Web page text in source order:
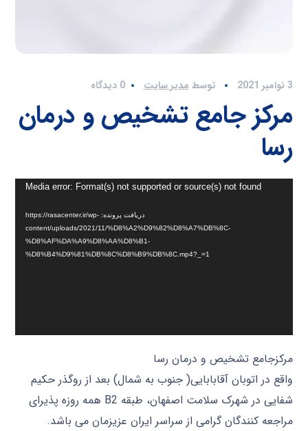
3 نوامبر 2021 توسطمدیر سایت 0 دیدگاه
مرکز جامع تشخیص و درمان
رسا
نمایشگرMedia error: Format(s) not supported or source(s) not found
دریافت پرونده: https://rasacenter.ir/wp-
content/uploads/2021/11/%D8%A2%D9%82%D8%A7%DB%8C-
%D8%AF%DA%A9%D8%AA%D8%B1-
%D8%B4%D9%81%DB%8C%D8%B9%DB%8C.mp4?_=1
مرکزجامع تشخیص و درمان رسا
واقع در اتوبان آقابابایی( جنوب به شمال) بعد از روگذر حکیم
شفایی در شهرک سلامت اصفهان، طبقه B2 همه روزه پذیرای
مراجعه کنندگان گرامی از سراسر ایران عزیزمان می باشد.